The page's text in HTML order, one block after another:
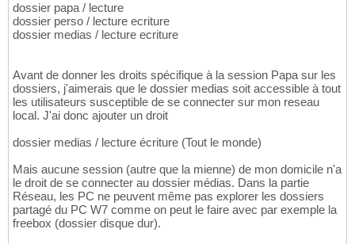
dossier papa / lecture
dossier perso / lecture ecriture
dossier medias / lecture ecriture
Avant de donner les droits spécifique à la session Papa sur les
dossiers, j'aimerais que le dossier medias soit accessible à tout
les utilisateurs susceptible de se connecter sur mon reseau
local. J'ai donc ajouter un droit
dossier medias / lecture écriture (Tout le monde)
Mais aucune session (autre que la mienne) de mon domicile n'a
le droit de se connecter au dossier médias. Dans la partie
Réseau, les PC ne peuvent même pas explorer les dossiers
partagé du PC W7 comme on peut le faire avec par exemple la
freebox (dossier disque dur).